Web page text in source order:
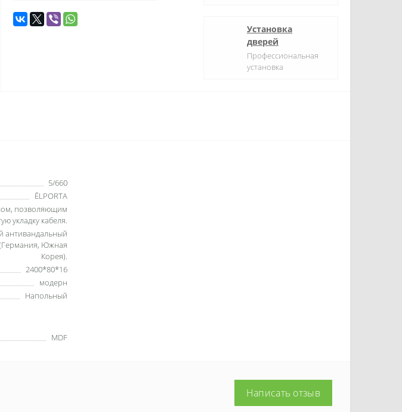
Установка
дверей
Профессиональная
установка
5/660
ĒLPORTA
позволяющим
укладку кабеля.
антивандальный
Южная
Корея).
2400*80*16
модерн
Напольный
MDF
Написать отзыв